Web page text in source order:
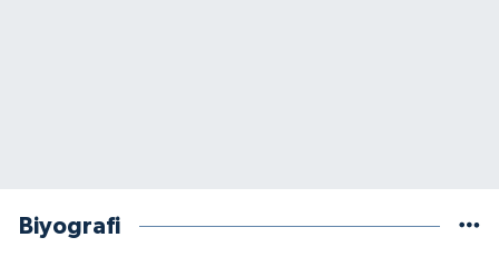
Biyografi